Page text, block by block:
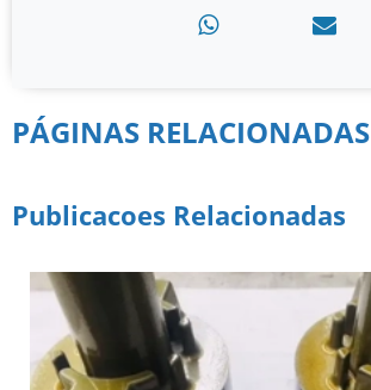
PÁGINAS RELACIONADAS
Publicacoes Relacionadas